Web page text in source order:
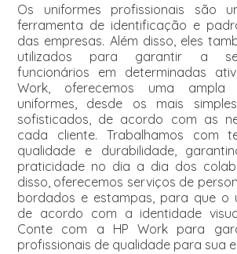
Os uniformes profissionais são
ferramenta de identificação e
das empresas. Além disso, eles
utilizados para garantir a
funcionários em determinadas
Work, oferecemos uma ampla
uniformes, desde os mais
sofisticados, de acordo com as
cada cliente. Trabalhamos com
qualidade e durabilidade,
praticidade no dia a dia dos
disso, oferecemos serviços de
bordados e estampas, para que o
de acordo com a identidade
Conte com a HP Work para
profissionais de qualidade para sua